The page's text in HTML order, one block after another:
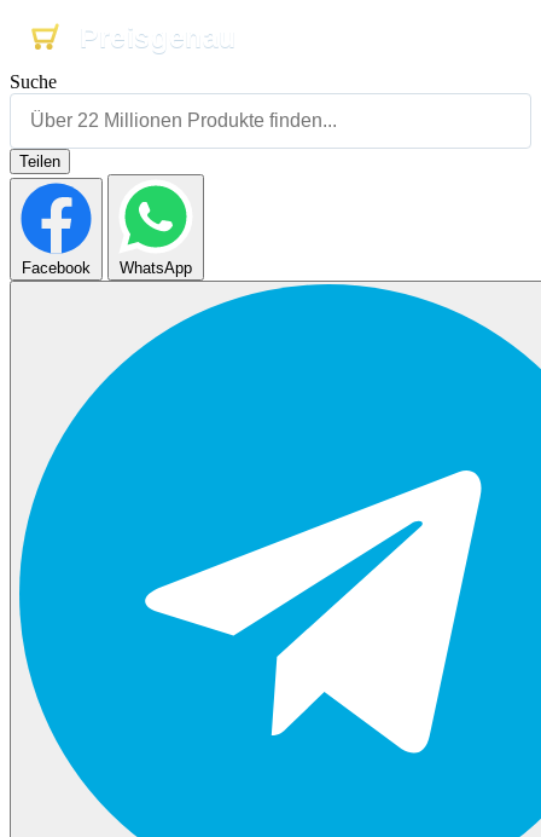
Preisgenau
Preisgenau
Preisgenau
Suche
Teilen
Facebook WhatsApp